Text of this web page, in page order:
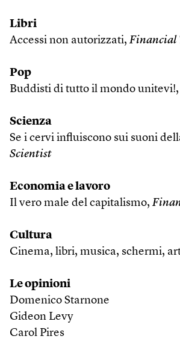
Libri
Accessi non autorizzati, Financial
Pop
Buddisti di tutto il mondo
Scienza
Se i cervi influiscono sui suoni
Scientist
Economia e lavoro
Il vero male del capitalismo,
Cultura
Cinema, libri, musica, schermi,
Le opinioni
Domenico Starnone
Gideon Levy
Carol Pires